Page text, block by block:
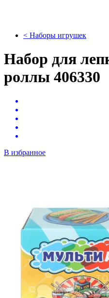
< Наборы игрушек
Набор для
роллы 406330
В избранное